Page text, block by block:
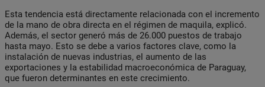
Esta tendencia está directamente relacionada con el incremento
de la mano de obra directa en el régimen de maquila, explicó.
Además, el sector generó más de 26.000 puestos de trabajo
hasta mayo. Esto se debe a varios factores clave, como la
instalación de nuevas industrias, el aumento de las
exportaciones y la estabilidad macroeconómica de Paraguay,
que fueron determinantes en este crecimiento.